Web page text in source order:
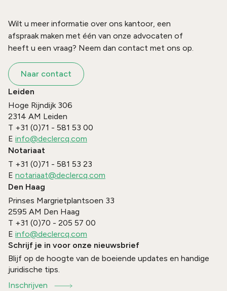
Wilt u meer informatie over ons kantoor, een
afspraak maken met één van onze advocaten of
heeft u een vraag? Neem dan contact met ons op.
Naar contact
Leiden
Hoge Rijndijk 306
2314 AM Leiden
T +31 (0)71 - 581 53 00
E info@declercq.com
Notariaat
T +31 (0)71 - 581 53 23
E notariaat@declercq.com
Den Haag
Prinses Margrietplantsoen 33
2595 AM Den Haag
T +31 (0)70 - 205 57 00
E info@declercq.com
Schrijf je in voor onze nieuwsbrief
Blijf op de hoogte van de boeiende updates en handige
juridische tips.
Inschrijven